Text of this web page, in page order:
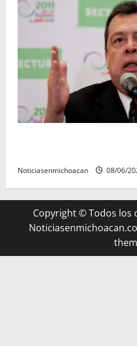
Noticiasenmichoacan 08/06/
Copyright © Todos los